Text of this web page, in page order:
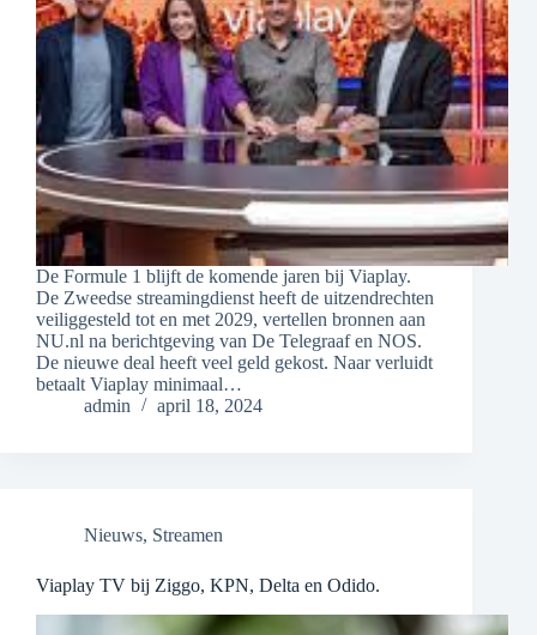
De Formule 1 blijft de komende jaren bij Viaplay.
De Zweedse streamingdienst heeft de uitzendrechten
veiliggesteld tot en met 2029, vertellen bronnen aan
NU.nl na berichtgeving van De Telegraaf en NOS.
De nieuwe deal heeft veel geld gekost. Naar verluidt
betaalt Viaplay minimaal…
admin
april 18, 2024
Nieuws, Streamen
Viaplay TV bij Ziggo, KPN, Delta en Odido.